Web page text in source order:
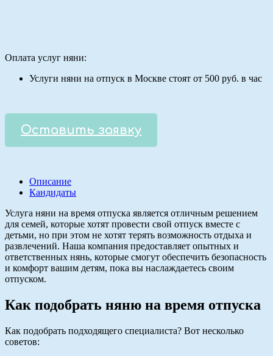
Оплата услуг няни:
Услуги няни на отпуск в Москве стоят от 500 руб. в час
Оставить заявку
Описание
Кандидаты
Услуга няни на время отпуска является отличным решением
для семей, которые хотят провести свой отпуск вместе с
детьми, но при этом не хотят терять возможность отдыха и
развлечений. Наша компания предоставляет опытных и
ответственных нянь, которые смогут обеспечить безопасность
и комфорт вашим детям, пока вы наслаждаетесь своим
отпуском.
Как подобрать няню на время отпуска
Как подобрать подходящего специалиста? Вот несколько
советов: